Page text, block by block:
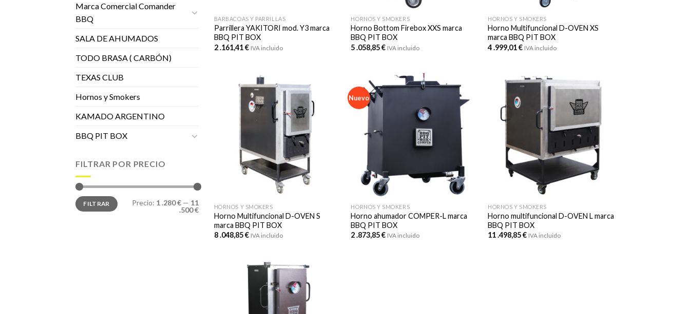
Marca Comercial Comander
BBQ
SALA DE AHUMADOS
TODO BRASA ( CARBÓN)
TEXAS CLUB
Hornos y Smokers
KAMADO ARGENTINO
BBQ PIT BOX
FILTRAR POR PRECIO
Precio
mínimo
Precio
máximo
FILTRAR Precio: 1 .280 € — 11
.500 €
BARBACOAS Y PARRILLAS
Parrillera YAKITORI mod. Y3 marca
BBQ PIT BOX
2 .161,41€ IVA incluido
HORNOS Y SMOKERS
Horno Bottom Firebox XXS marca
BBQ PIT BOX
5 .058,85€ IVA incluido
HORNOS Y SMOKERS
Horno Multifuncional D-OVEN XS
marca BBQ PIT BOX
4 .999,01€ IVA incluido
HORNOS Y SMOKERS
Horno Multifuncional D-OVEN S
marca BBQ PIT BOX
8 .048,85€ IVA incluido
Nuevo
HORNOS Y SMOKERS
Horno ahumador COMPER-L marca
BBQ PIT BOX
2 .873,85€ IVA incluido
HORNOS Y SMOKERS
Horno multifuncional D-OVEN L marca
BBQ PIT BOX
11 .498,85€ IVA incluido